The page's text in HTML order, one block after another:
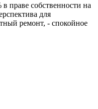
праве собственности на
для
ремонт, - спокойное